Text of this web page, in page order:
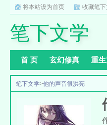
将本站设为首页 收藏笔
笔下文学
首 页 玄幻修真 重
笔下文学>他的声音很洪亮